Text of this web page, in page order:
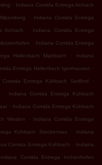
. Indiana Comida Entrega Aichach
. Indiana Comida Entrega
Aichach . Indiana Comida Entrega
. Indiana Comida Entrega
Hollenbach Mainbach . Indiana
Entrega Hollenbach Igenhausen .
Comida Entrega Kühbach Sedlhof .
. Indiana Comida Entrega Kühbach
. Indiana Comida Entrega Kühbach
Winden . Indiana Comida Entrega
Kühbach Stockensau . Indiana
Comida Entrega Kühbach . Indiana
Indiana Comida Entrega Inchenhofen